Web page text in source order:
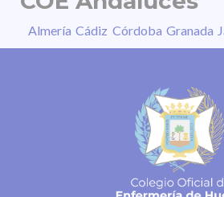
Almería Cádiz Córdoba Granada